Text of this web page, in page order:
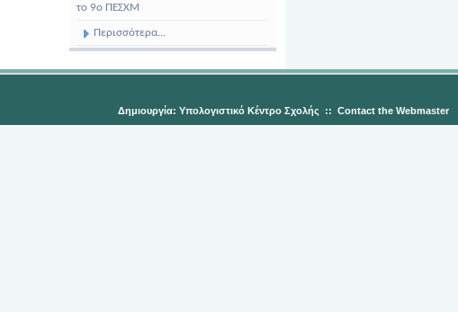
το 9ο ΠΕΣΧΜ
Περισσότερα...
Δημιουργία: Υπολογιστικό Κέντρο Σχολής :: Contact the Webmaster